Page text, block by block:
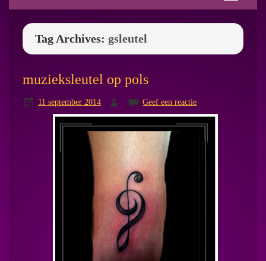
Tag Archives: gsleutel
muzieksleutel op pols
11 september 2014 Geef een reactie